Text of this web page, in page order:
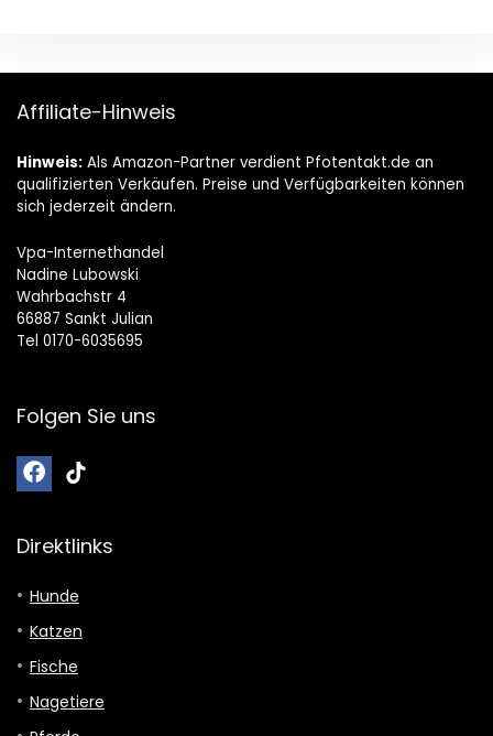
Affiliate-Hinweis
Hinweis: Als Amazon-Partner verdient Pfotentakt.de an
qualifizierten Verkäufen. Preise und Verfügbarkeiten können
sich jederzeit ändern.
Vpa-Internethandel
Nadine Lubowski
Wahrbachstr 4
66887 Sankt Julian
Tel 0170-6035695
Folgen Sie uns
Direktlinks
Hunde
Katzen
Fische
Nagetiere